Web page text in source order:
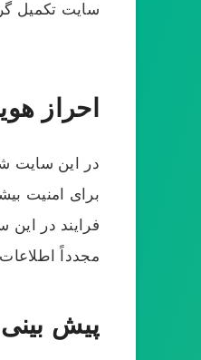
سایت تکمیل
احراز
در این سایت
برای امنیت
فرایند در
مجدداً
پیش